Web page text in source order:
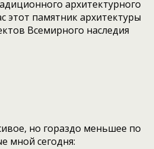
архитектурного
этот памятник архитектуры
Всемирного наследия
но гораздо меньшее по
мной сегодня: